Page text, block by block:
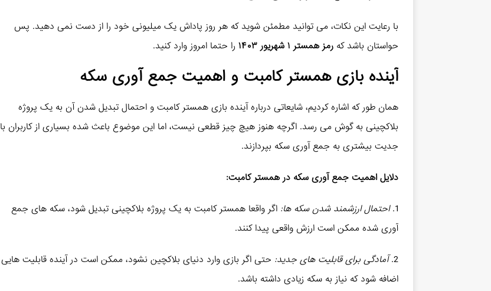
با رعایت این نکات، می توانید مطمئن شوید که هر روز پاداش یک میلیونی خود را از دست نمی دهید. پس
حواستان باشد که رمز همستر ۱ شهریور ۱۴۰۳ را حتما امروز وارد کنید.
آینده بازی همستر کامبت و اهمیت جمع آوری سکه
همان طور که اشاره کردیم، شایعاتی درباره آینده بازی همستر کامبت و احتمال تبدیل شدن آن به یک پروژه
بلاکچینی به گوش می رسد. اگرچه هنوز هیچ چیز قطعی نیست، اما این موضوع باعث شده بسیاری از کاربران با
جدیت بیشتری به جمع آوری سکه بپردازند.
دلایل اهمیت جمع آوری سکه در همستر کامبت:
1. احتمال ارزشمند شدن سکه ها: اگر واقعا همستر کامبت به یک پروژه بلاکچینی تبدیل شود، سکه های جمع
آوری شده ممکن است ارزش واقعی پیدا کنند.
2. آمادگی برای قابلیت های جدید: حتی اگر بازی وارد دنیای بلاکچین نشود، ممکن است در آینده قابلیت هایی
اضافه شود که نیاز به سکه زیادی داشته باشد.